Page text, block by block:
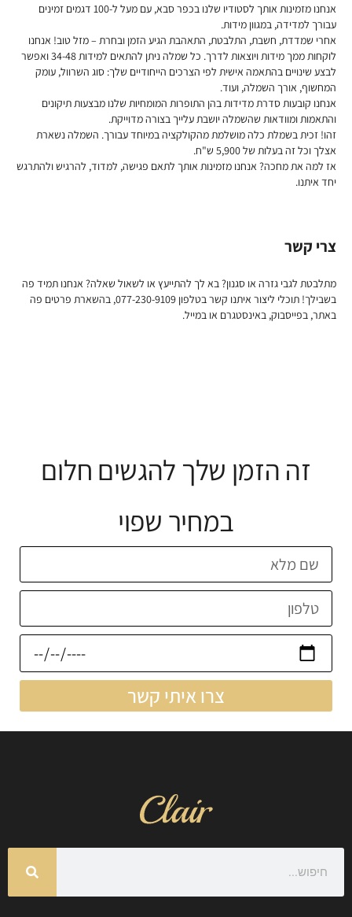
אנחנו מזמינות אותך לסטודיו שלנו בכפר סבא, עם מעל ל-100 דגמים זמינים
עבורך למדידה, במגוון מידות.
אחרי שמדדת, חשבת, התלבטת, התאהבת הגיע הזמן ובחרת – מזל טוב! אנחנו
לוקחות ממך מידות ויוצאות לדרך. כל שמלה ניתן להתאים למידות 34-48 ואפשר
לבצע שינויים בהתאמה אישית לפי הצרכים הייחודיים שלך: סוג השרוול, עומק
המחשוף, אורך השמלה, ועוד.
אנחנו קובעות סדרת מדידות בהן התופרות המומחיות שלנו מבצעות תיקונים
והתאמות ומוודאות שהשמלה יושבת עלייך בצורה מדוייקת.
זהו! זכית בשמלת כלה מושלמת מהקולקציה במיוחד עבורך. השמלה נשארת
אצלך וכל זה בעלות של 5,900 ש"ח.
אז למה את מחכה? אנחנו מזמינות אותך לתאם פגישה, למדוד, להרגיש ולהתרגש
יחד איתנו.
צרי קשר
מתלבטת לגבי גזרה או סגנון? בא לך להתייעץ או לשאול שאלה? אנחנו תמיד פה
בשבילך! תוכלי ליצור איתנו קשר בטלפון 077-230-9109, בהשארת פרטים פה
באתר, בפייסבוק, באינסטגרם או במייל.
זה הזמן שלך להגשים חלום
במחיר שפוי
צרו איתי קשר